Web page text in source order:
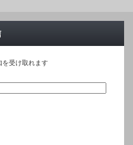
を受け取れます